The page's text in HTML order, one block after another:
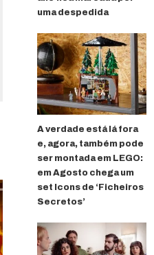
uma despedida
A verdade está lá fora
e, agora, também pode
ser montada em LEGO:
em Agosto chega um
set Icons de ‘Ficheiros
Secretos’